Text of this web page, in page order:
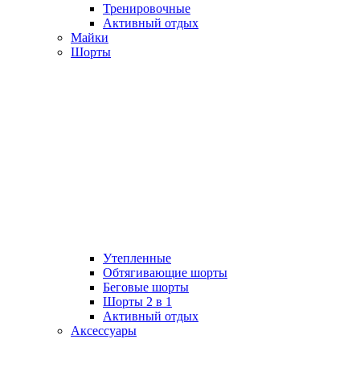
Тренировочные
Активный отдых
Майки
Шорты
Утепленные
Обтягивающие шорты
Беговые шорты
Шорты 2 в 1
Активный отдых
Аксессуары